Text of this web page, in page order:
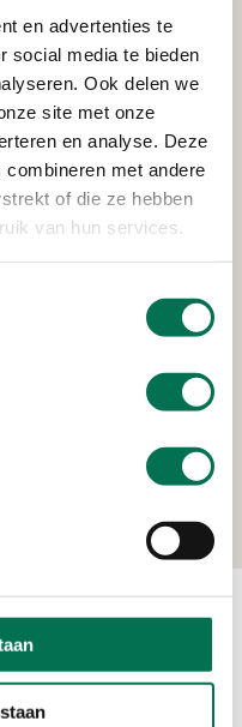
en advertenties te
social media te bieden
Ook delen we
site met onze
en analyse. Deze
met andere
of die ze hebben
van hun services.